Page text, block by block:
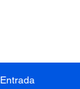
Entrada